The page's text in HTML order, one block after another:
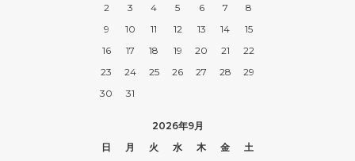
2
3 4 5 6 7
8
9
10 11 12 13 14
15
16
17 18 19 20 21
22
23
24 25 26 27 28
29
30
31
2026年9月
日
月 火 水 木 金
土